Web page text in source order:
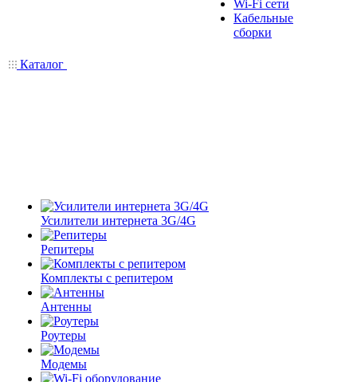
Wi-Fi сети
Кабельные
сборки
Каталог
Усилители интернета 3G/4G
Репитеры
Комплекты с репитером
Антенны
Роутеры
Модемы